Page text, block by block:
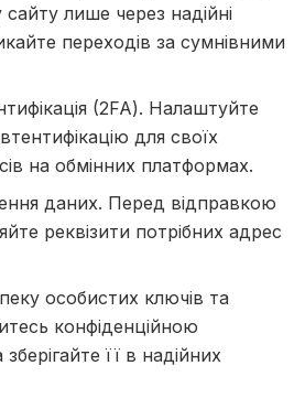
лише через надійні
переходів за сумнівними
(2FA). Налаштуйте
для своїх
на обмінних платформах.
даних. Перед відправкою
реквізити потрібних адрес
особистих ключів та
конфіденційною
її в надійних